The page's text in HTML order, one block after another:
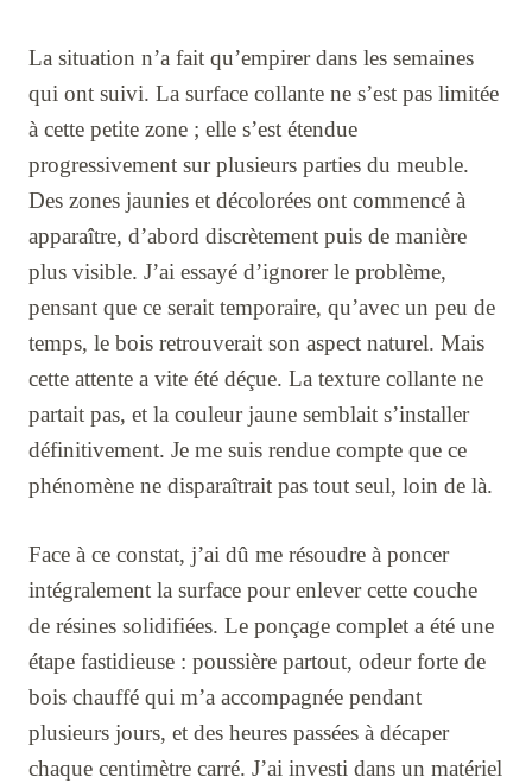
La situation n’a fait qu’empirer dans les semaines
qui ont suivi. La surface collante ne s’est pas limitée
à cette petite zone ; elle s’est étendue
progressivement sur plusieurs parties du meuble.
Des zones jaunies et décolorées ont commencé à
apparaître, d’abord discrètement puis de manière
plus visible. J’ai essayé d’ignorer le problème,
pensant que ce serait temporaire, qu’avec un peu de
temps, le bois retrouverait son aspect naturel. Mais
cette attente a vite été déçue. La texture collante ne
partait pas, et la couleur jaune semblait s’installer
définitivement. Je me suis rendue compte que ce
phénomène ne disparaîtrait pas tout seul, loin de là.
Face à ce constat, j’ai dû me résoudre à poncer
intégralement la surface pour enlever cette couche
de résines solidifiées. Le ponçage complet a été une
étape fastidieuse : poussière partout, odeur forte de
bois chauffé qui m’a accompagnée pendant
plusieurs jours, et des heures passées à décaper
chaque centimètre carré. J’ai investi dans un matériel